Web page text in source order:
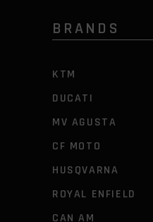
BRANDS
KTM
DUCATI
MV AGUSTA
CF MOTO
HUSQVARNA
ROYAL ENFIELD
CAN AM